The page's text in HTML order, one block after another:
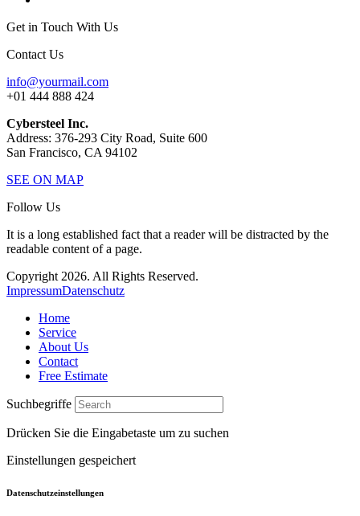
Get in Touch With Us
Contact Us
info@yourmail.com
+01 444 888 424
Cybersteel Inc.
Address: 376-293 City Road, Suite 600
San Francisco, CA 94102
SEE ON MAP
Follow Us
It is a long established fact that a reader will be distracted by the
readable content of a page.
Copyright 2026. All Rights Reserved.
ImpressumDatenschutz
Home
Service
About Us
Contact
Free Estimate
Suchbegriffe
Drücken Sie die Eingabetaste um zu suchen
Einstellungen gespeichert
Datenschutzeinstellungen